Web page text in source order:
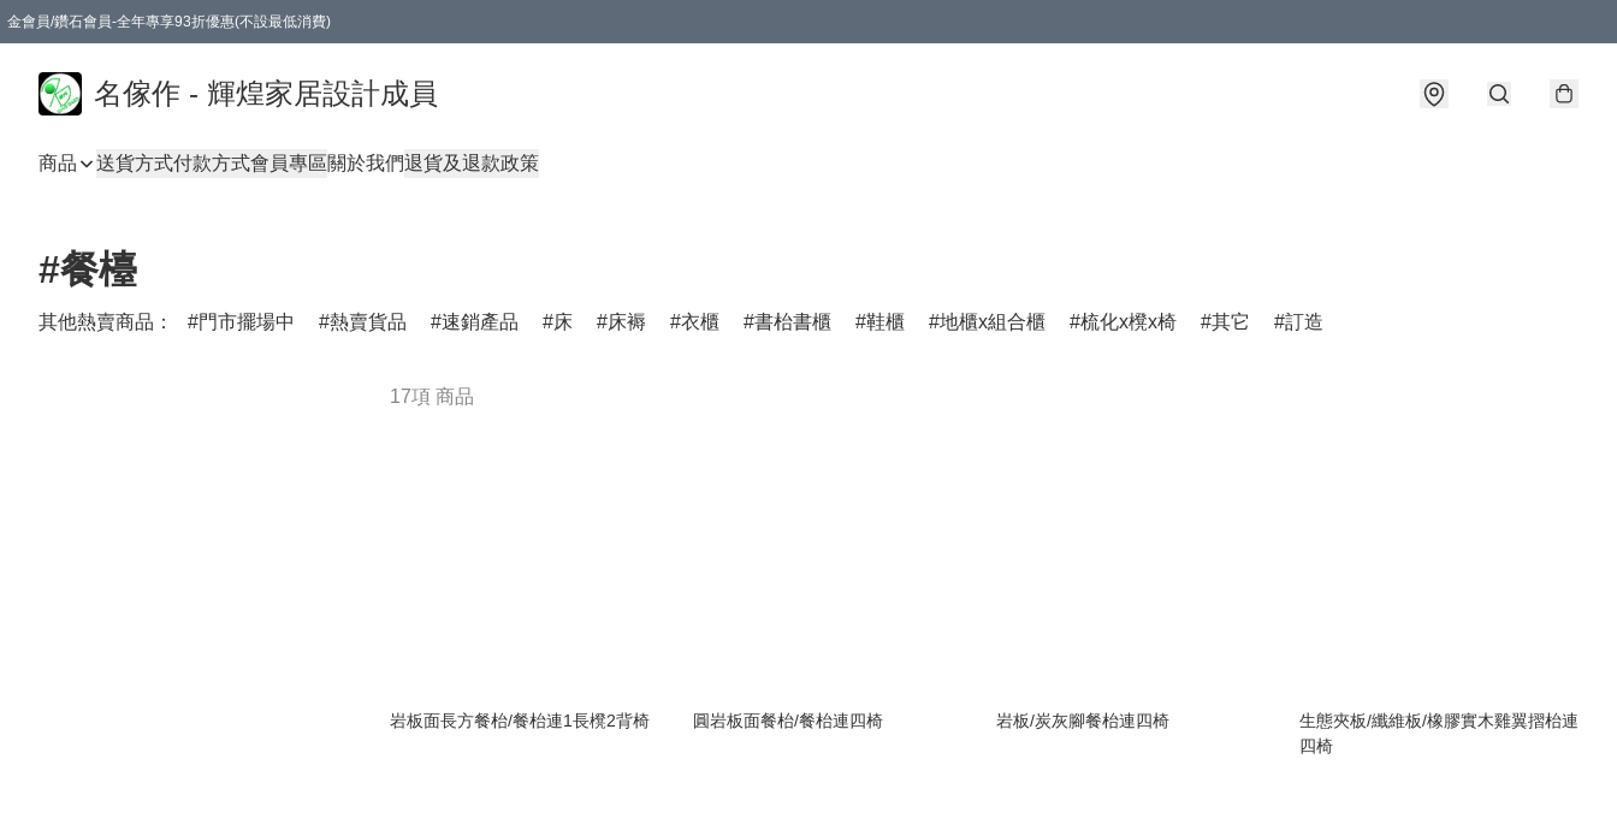
金會員/鑽石會員-全年專享93折優惠(不設最低消費)
名傢作 - 輝煌家居設計成員
商品 送貨方式付款方式會員專區關於我們退貨及退款政策
#餐檯
其他熱賣商品： 門市擺場中 熱賣貨品 速銷產品 床 床褥 衣櫃 書枱書櫃 鞋櫃 地櫃x組合櫃 梳化x櫈x椅 其它 訂造
17項 商品
岩板面長方餐枱/餐枱連1長櫈2背椅 圓岩板面餐枱/餐枱連四椅 岩板/炭灰腳餐枱連四椅
生態夾板/纖維板/橡膠實木雞翼摺枱連
四椅